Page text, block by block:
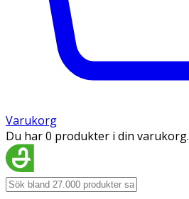
Varukorg
Du har 0 produkter i din varukorg.